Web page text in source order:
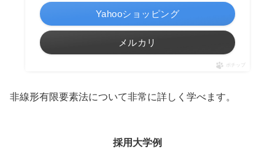
Yahooショッピング
メルカリ
ポチップ
非線形有限要素法について非常に詳しく学べます。
採用大学例